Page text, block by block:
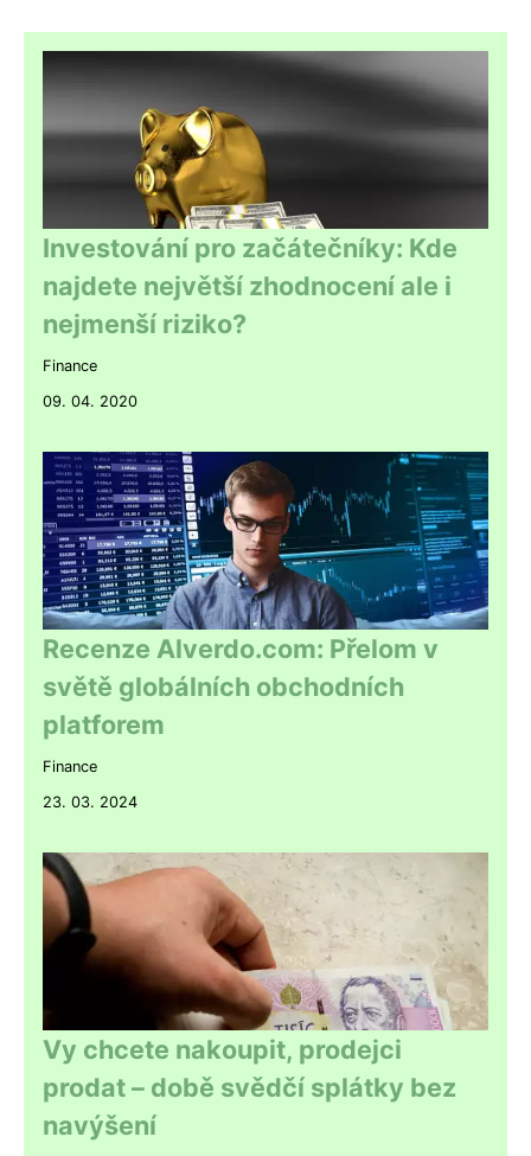
Investování pro začátečníky: Kde
najdete největší zhodnocení ale i
nejmenší riziko?
Finance
09. 04. 2020
Recenze Alverdo.com: Přelom v
světě globálních obchodních
platforem
Finance
23. 03. 2024
Vy chcete nakoupit, prodejci
prodat – době svědčí splátky bez
navýšení